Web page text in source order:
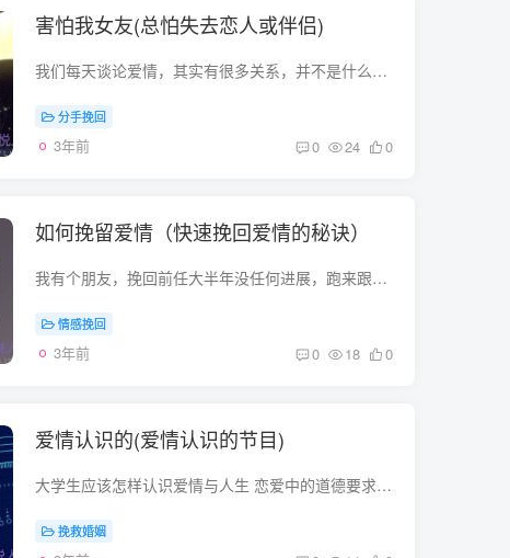
害怕我女友(总怕失去恋人或伴侣)
我们每天谈论爱情，其实有很多关系，并不是什么爱情。如果你们之间只维持了短短几个月，多半只是最初的心动和新鲜感支持的，那算不得爱情，各自带着些目的或需求，自然也算不得爱情。可真要说爱...
分手挽回
3年前 0 24 0
如何挽留爱情（快速挽回爱情的秘诀）
我有个朋友，挽回前任大半年没任何进展，跑来跟我抱怨：“真想在他身上安个进度条，起码我能知道我还要坚持多久，我是不是该放弃。”当时我问她是怎么挽回的，都做了哪些事。她说了一大堆，我总...
情感挽回
3年前 0 18 0
爱情认识的(爱情认识的节目)
大学生应该怎样认识爱情与人生 恋爱中的道德要求是什么 大学是一个人自我发展的最好阶段,因为你有充足的时间和自由去选择.同时这也是人生最后一个可以完全按自己的意愿充分利用的阶段.大学...
挽救婚姻